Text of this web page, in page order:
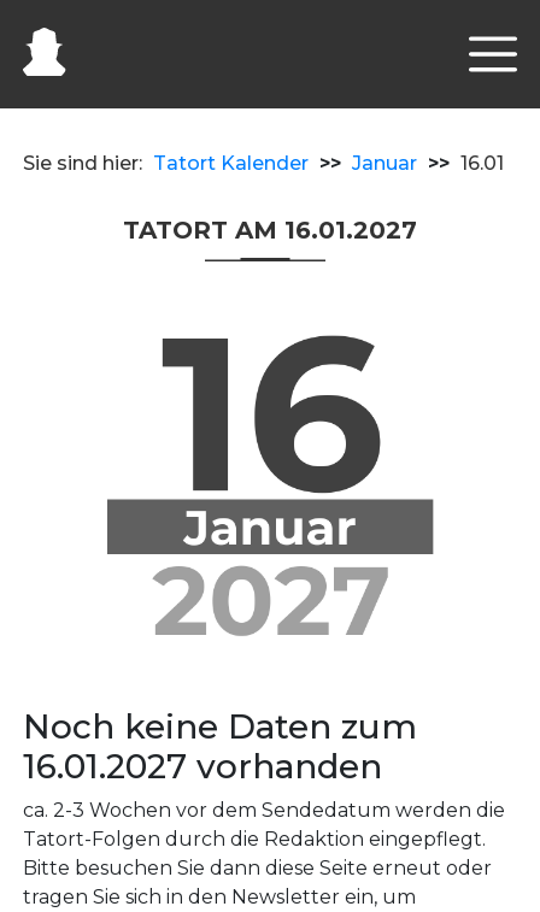
Sie sind hier: Tatort Kalender >> Januar >> 16.01
TATORT AM 16.01.2027
Noch keine Daten zum
16.01.2027 vorhanden
ca. 2-3 Wochen vor dem Sendedatum werden die
Tatort-Folgen durch die Redaktion eingepflegt.
Bitte besuchen Sie dann diese Seite erneut oder
tragen Sie sich in den Newsletter ein, um